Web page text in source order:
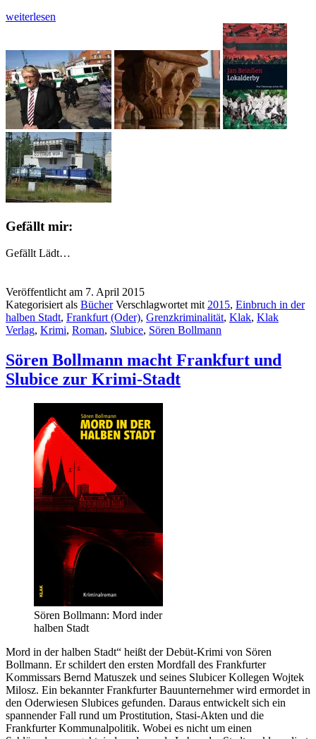
Sören
einen
Krimi
über
Grenzkriminalität
weiterlesen
Gefällt mir:
Gefällt Lädt…
Veröffentlicht am 7. April 2015
Kategorisiert als Bücher Verschlagwortet mit2015, Einbruch in der
halben Stadt, Frankfurt (Oder), Grenzkriminalität, Klak, Klak
Verlag, Krimi, Roman, Slubice, Sören Bollmann
Sören Bollmann macht Frankfurt und
Slubice zur Krimi-Stadt
Sören Bollmann: Mord inder
halben Stadt
Mord in der halben Stadt“ heißt der Debüt-Krimi von Sören
Bollmann. Er schildert den ersten Mordfall des Frankfurter
Kommissars Bernd Matuszek und seines Slubicer Kollegen Wojtek
Milosz. Ein bekannter Frankfurter Bauunternehmer wird ermordet in
den Oderwiesen Slubices gefunden. Daraus entwickelt sich ein
spannender Fall rund um Prostitution, Stasi-Akten und die
Frankfurter Kommunalpolitik. Wobei es nicht um einen